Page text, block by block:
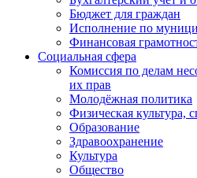
Бюджет для граждан
Исполнение по
Финансовая
Социальная сфера
Комиссия по делам
их прав
Молодёжная политика
Физическая культура,
Образование
Здравоохранение
Культура
Общество